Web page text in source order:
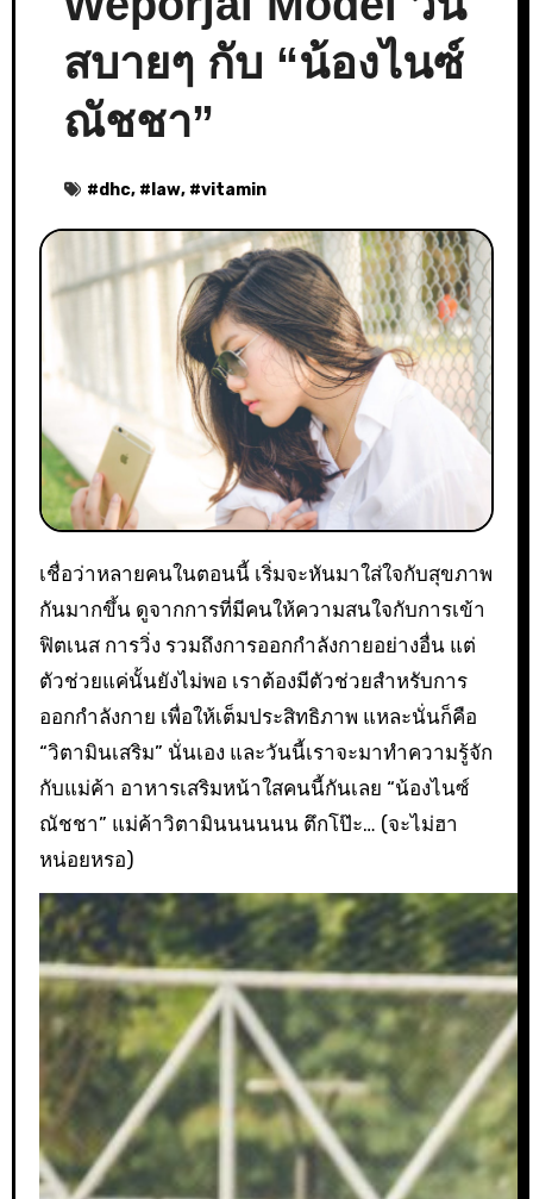
สบายๆ กับ “น้องไนซ์
ณัชชา”
#dhc, # law, #vitamin
เชื่อว่าหลายคนในตอนนี้ เริ่มจะหันมาใส่ใจกับสุขภาพ
กันมากขึ้น ดูจากการที่มีคนให้ความสนใจกับการเข้า
ฟิตเนส การวิ่ง รวมถึงการออกกำลังกายอย่างอื่น แต่
ตัวช่วยแค่นั้นยังไม่พอ เราต้องมีตัวช่วยสำหรับการ
ออกกำลังกาย เพื่อให้เต็มประสิทธิภาพ แหละนั่นก็คือ
“วิตามินเสริม” นั่นเอง และวันนี้เราจะมาทำความรู้จัก
กับแม่ค้า อาหารเสริมหน้าใสคนนี้กันเลย “น้องไนซ์
ณัชชา” แม่ค้าวิตามินนนนนน ตึกโป๊ะ… (จะไม่ฮา
หน่อยหรอ)